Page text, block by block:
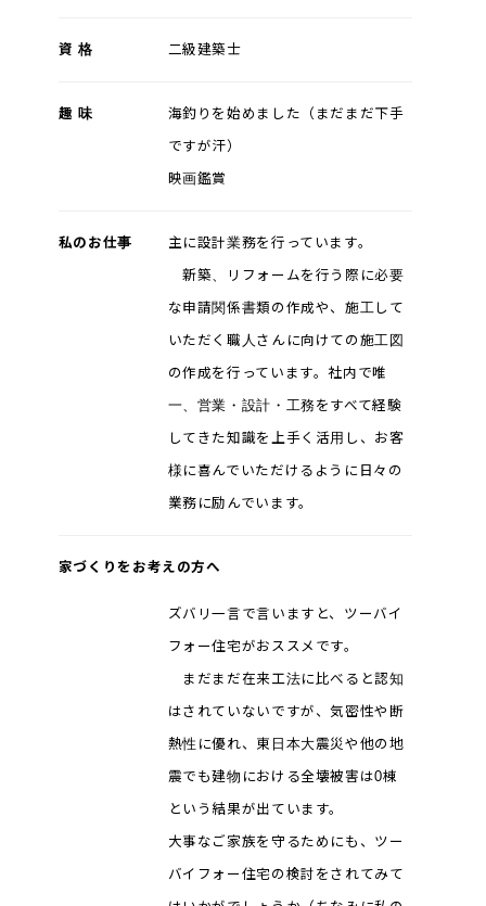
資 格 二級建築士
趣 味 海釣りを始めました（まだまだ下手
ですが汗）
映画鑑賞
私のお仕事 主に設計業務を行っています。
新築、リフォームを行う際に必要
な申請関係書類の作成や、施工して
いただく職人さんに向けての施工図
の作成を行っています。社内で唯
一、営業・設計・工務をすべて経験
してきた知識を上手く活用し、お客
様に喜んでいただけるように日々の
業務に励んでいます。
家づくりをお考えの方へ
ズバリ一言で言いますと、ツーバイ
フォー住宅がおススメです。
まだまだ在来工法に比べると認知
はされていないですが、気密性や断
熱性に優れ、東日本大震災や他の地
震でも建物における全壊被害は0棟
という結果が出ています。
大事なご家族を守るためにも、ツー
バイフォー住宅の検討をされてみて